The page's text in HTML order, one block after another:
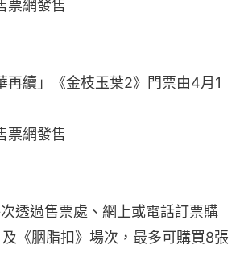
票網發售
再續」《金枝玉葉2》門票由4月1
票網發售
透過售票處、網上或電話訂票購
《胭脂扣》場次，最多可購買8張